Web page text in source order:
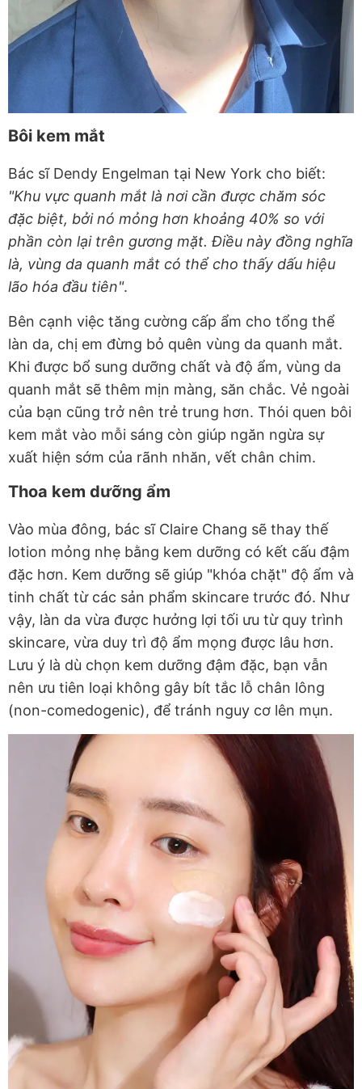
Bôi kem mắt
Bác sĩ Dendy Engelman tại New York cho biết:
"Khu vực quanh mắt là nơi cần được chăm sóc
đặc biệt, bởi nó mỏng hơn khoảng 40% so với
phần còn lại trên gương mặt. Điều này đồng nghĩa
là, vùng da quanh mắt có thể cho thấy dấu hiệu
lão hóa đầu tiên".
Bên cạnh việc tăng cường cấp ẩm cho tổng thể
làn da, chị em đừng bỏ quên vùng da quanh mắt.
Khi được bổ sung dưỡng chất và độ ẩm, vùng da
quanh mắt sẽ thêm mịn màng, săn chắc. Vẻ ngoài
của bạn cũng trở nên trẻ trung hơn. Thói quen bôi
kem mắt vào mỗi sáng còn giúp ngăn ngừa sự
xuất hiện sớm của rãnh nhăn, vết chân chim.
Thoa kem dưỡng ẩm
Vào mùa đông, bác sĩ Claire Chang sẽ thay thế
lotion mỏng nhẹ bằng kem dưỡng có kết cấu đậm
đặc hơn. Kem dưỡng sẽ giúp "khóa chặt" độ ẩm và
tinh chất từ các sản phẩm skincare trước đó. Như
vậy, làn da vừa được hưởng lợi tối ưu từ quy trình
skincare, vừa duy trì độ ẩm mọng được lâu hơn.
Lưu ý là dù chọn kem dưỡng đậm đặc, bạn vẫn
nên ưu tiên loại không gây bít tắc lỗ chân lông
(non-comedogenic), để tránh nguy cơ lên mụn.